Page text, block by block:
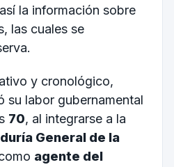
la información sobre
las cuales se
y cronológico,
su labor gubernamental
70, al integrarse a la
General de la
agente del